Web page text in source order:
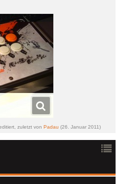
zuletzt von Padau (26. Januar 2011)